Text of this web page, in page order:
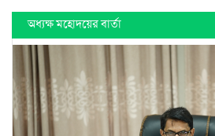
অধ্যক্ষ মহোদয়ের বার্তা